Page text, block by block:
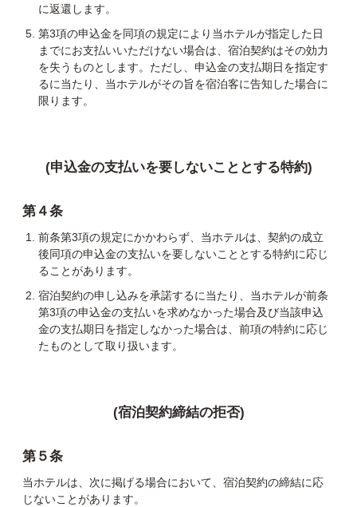
に返還します。
第3項の申込金を同項の規定により当ホテルが指定した日
までにお支払いいただけない場合は、宿泊契約はその効力
を失うものとします。ただし、申込金の支払期日を指定す
るに当たり、当ホテルがその旨を宿泊客に告知した場合に
限ります。
(申込金の支払いを要しないこととする特約)
第４条
前条第3項の規定にかかわらず、当ホテルは、契約の成立
後同項の申込金の支払いを要しないこととする特約に応じ
ることがあります。
宿泊契約の申し込みを承諾するに当たり、当ホテルが前条
第3項の申込金の支払いを求めなかった場合及び当該申込
金の支払期日を指定しなかった場合は、前項の特約に応じ
たものとして取り扱います。
(宿泊契約締結の拒否)
第５条
当ホテルは、次に掲げる場合において、宿泊契約の締結に応
じないことがあります。